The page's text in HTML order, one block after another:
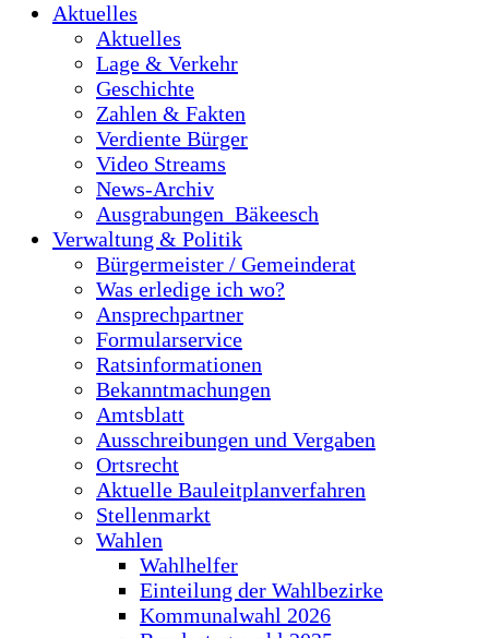
Aktuelles
Aktuelles
Lage & Verkehr
Geschichte
Zahlen & Fakten
Verdiente Bürger
Video Streams
News-Archiv
Ausgrabungen_Bäkeesch
Verwaltung & Politik
Bürgermeister / Gemeinderat
Was erledige ich wo?
Ansprechpartner
Formularservice
Ratsinformationen
Bekanntmachungen
Amtsblatt
Ausschreibungen und Vergaben
Ortsrecht
Aktuelle Bauleitplanverfahren
Stellenmarkt
Wahlen
Wahlhelfer
Einteilung der Wahlbezirke
Kommunalwahl 2026